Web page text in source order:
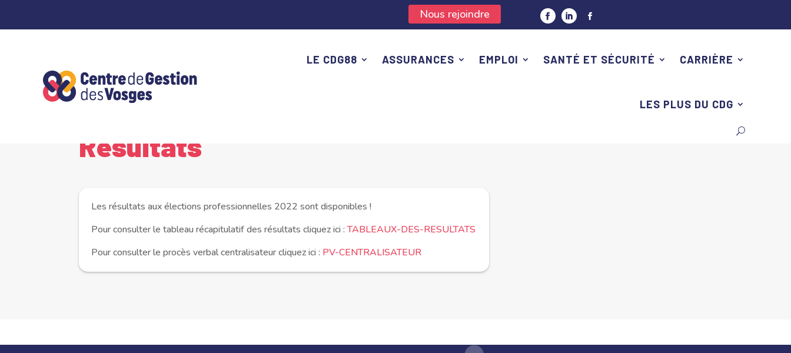
Nous rejoindre
LE CDG88 ASSURANCES EMPLOI SANTÉ ET SÉCURITÉ CARRIÈRE
LES PLUS DU CDG
Résultats
Les résultats aux élections professionnelles 2022 sont disponibles !
Pour consulter le tableau récapitulatif des résultats cliquez ici :TABLEAUX-DES-RESULTATS
Pour consulter le procès verbal centralisateur cliquez ici : PV-CENTRALISATEUR